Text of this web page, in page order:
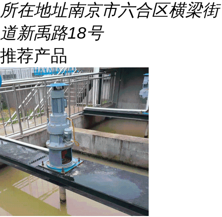
所在地址南京市六合区横梁街
道新禹路18号
推荐产品